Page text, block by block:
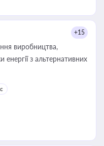
+15
виробництва,
з альтернативних